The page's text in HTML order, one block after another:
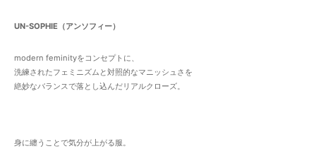
UN-SOPHIE（アンソフィー）
modern feminityをコンセプトに、
洗練されたフェミニズムと対照的なマニッシュさを
絶妙なバランスで落とし込んだリアルクローズ。
身に纏うことで気分が上がる服。